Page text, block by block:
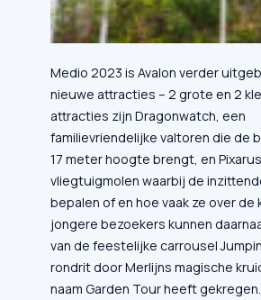
Medio 2023 is Avalon verder
nieuwe attracties – 2 grote en 2
attracties zijn Dragonwatch, een
familievriendelijke valtoren die de
17 meter hoogte brengt, en
vliegtuigmolen waarbij de
bepalen of en hoe vaak ze over de
jongere bezoekers kunnen
van de feestelijke carrousel
rondrit door Merlijns magische
naam Garden Tour heeft